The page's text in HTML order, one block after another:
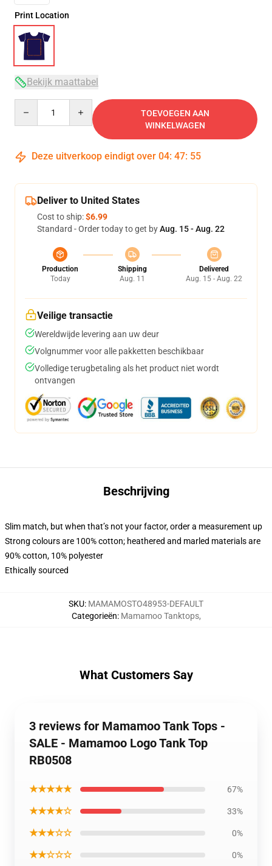
Print Location
Bekijk maattabel
TOEVOEGEN AAN
WINKELWAGEN
Deze uitverkoop eindigt over 04: 47: 54
Deliver to United States
Cost to ship:$6.99
Standard - Order today to get byAug. 15 - Aug. 22
Production
Today
Shipping
Aug. 11
Delivered
Aug. 15 - Aug. 22
Veilige transactie
Wereldwijde levering aan uw deur
Volgnummer voor alle pakketten beschikbaar
Volledige terugbetaling als het product niet wordt
ontvangen
Beschrijving
Slim match, but when that’s not your factor, order a measurement up
Strong colours are 100% cotton; heathered and marled materials are
90% cotton, 10% polyester
Ethically sourced
SKU: MAMAMOSTO48953-DEFAULT
Categorieën: Mamamoo Tanktops,
What Customers Say
3 reviews for Mamamoo Tank Tops -
SALE - Mamamoo Logo Tank Top
RB0508
★★★★★ 67%
★★★★☆ 33%
★★★☆☆ 0%
★★☆☆☆ 0%